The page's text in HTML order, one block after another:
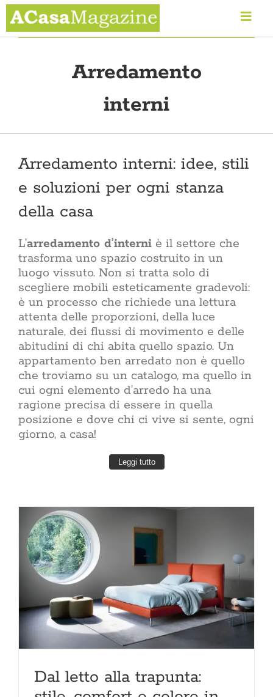
Salta
contenuto
Lifestyle
La vetrina di Acasa
CERCA
PER:
Arredamento
interni
Arredamento interni: idee, stili
e soluzioni per ogni stanza
della casa
L’arredamento d’interniè il settore che
trasforma uno spazio costruito in un
luogo vissuto. Non si tratta solo di
scegliere mobili esteticamente gradevoli:
è un processo che richiede una lettura
attenta delle proporzioni, della luce
naturale, dei flussi di movimento e delle
abitudini di chi abita quello spazio. Un
appartamento ben arredato non è quello
che troviamo su un catalogo, ma quello in
cui ogni elemento d’arredo ha una
ragione precisa di essere in quella
posizione e dove chi ci vive si sente, ogni
giorno, a casa!
Leggi tutto
Dal letto alla trapunta: